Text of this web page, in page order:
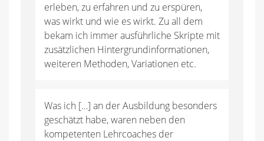
erleben, zu erfahren und zu erspüren,
was wirkt und wie es wirkt. Zu all dem
bekam ich immer ausführliche Skripte mit
zusätzlichen Hintergrundinformationen,
weiteren Methoden, Variationen etc.
Was ich […] an der Ausbildung besonders
geschätzt habe, waren neben den
kompetenten Lehrcoaches der